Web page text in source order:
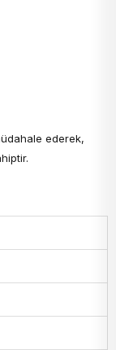
ederek,